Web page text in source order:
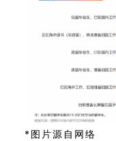
*图片源自网络